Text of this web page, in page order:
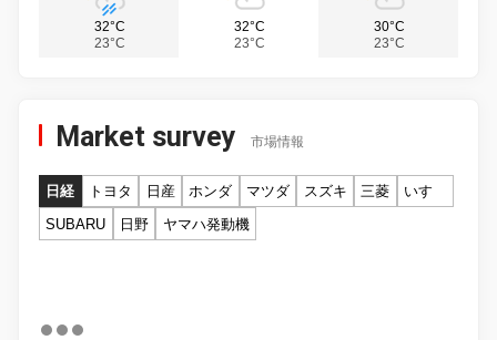
32°C
23°C
32°C
23°C
30°C
23°C
Market survey 市場情報
日経 トヨタ 日産 ホンダ マツダ スズキ 三菱
いすゞ
SUBARU
日野 ヤマハ発動機